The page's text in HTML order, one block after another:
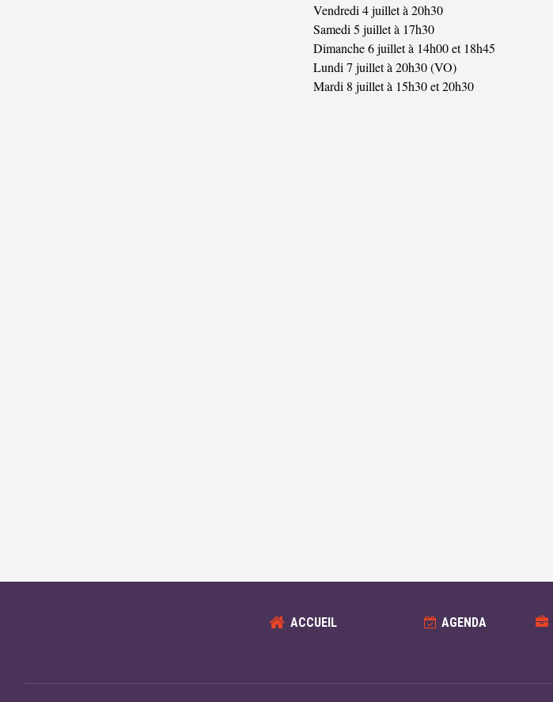
Vendredi 4 juillet à 20h30
Samedi 5 juillet à 17h30
Dimanche 6 juillet à 14h00 et 18h45
Lundi 7 juillet à 20h30 (VO)
Mardi 8 juillet à 15h30 et 20h30
ACCUEIL AGENDA